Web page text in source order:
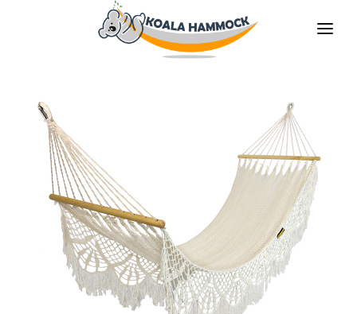
OFRECER
TIENDAS
HÁGATE EL DISTRIBUDOR
MEDIOS
CONTACTO